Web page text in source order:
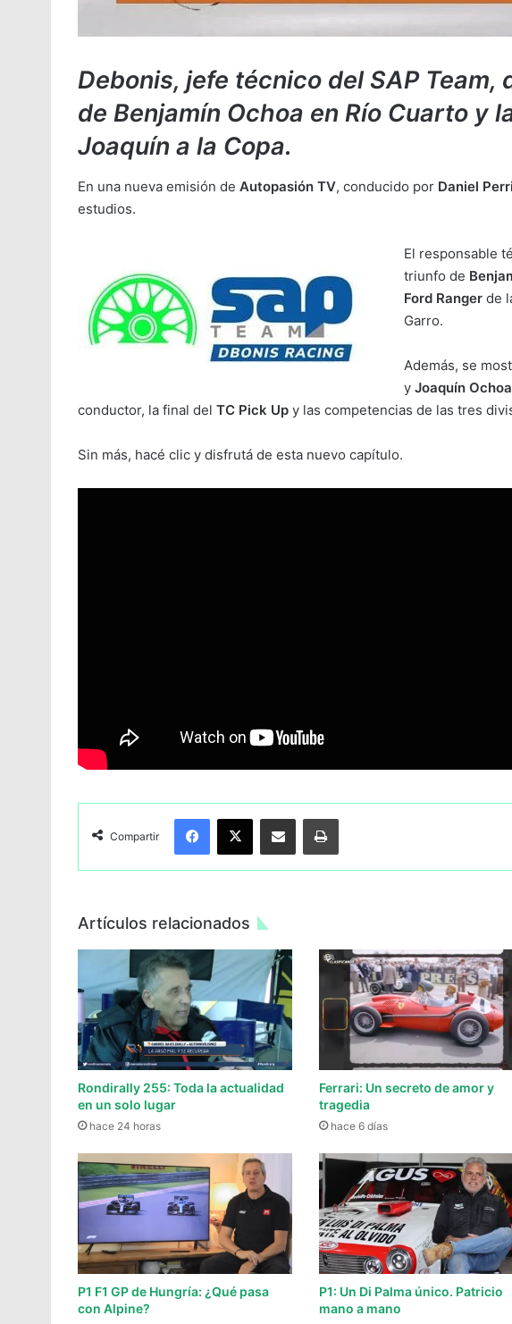
Debonis, jefe técnico del SAP Team,
de Benjamín Ochoa en Río Cuarto y
Joaquín a la Copa.
En una nueva emisión de Autopasión TV, conducido por Daniel
estudios.
El responsable
triunfo de
Ford Ranger de
Garro.
Además, se
y Joaquín Ochoa
conductor, la final del TC Pick Up y las competencias de las tres
Sin más, hacé clic y disfrutá de esta nuevo capítulo.
Compartir
Facebook
X Compartir por Email Imprimir
Artículos relacionados
Rondirally 255: Toda la actualidad
en un solo lugar
hace 24 horas
Ferrari: Un secreto de amor y
tragedia
hace 6 días
P1 F1 GP de Hungría: ¿Qué pasa
con Alpine?
P1: Un Di Palma único. Patricio
mano a mano